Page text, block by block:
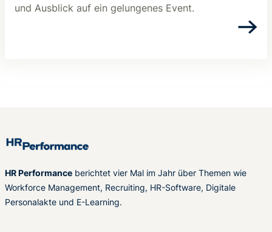
und Ausblick auf ein gelungenes Event.
HR Performance berichtet vier Mal im Jahr über Themen wie
Workforce Management, Recruiting, HR-Software, Digitale
Personalakte und E-Learning.